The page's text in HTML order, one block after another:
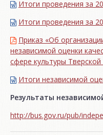
Итоги проведения за
Итоги проведения за
Приказ «Об
независимой оценки
сфере культуры
Итоги независимой
Результаты
http://bus.gov.ru/pub/